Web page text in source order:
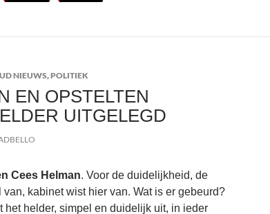
NIEUWS,POLITIEK
EN OPSTELTEN
UITGELEGD
Cees Helman. Voor de duidelijkheid, de
kabinet wist hier van. Wat is er gebeurd?
het helder, simpel en duidelijk uit, in ieder